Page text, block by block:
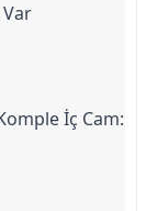
Var
İç Cam: